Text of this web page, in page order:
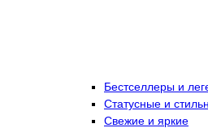
Бестселлеры и
Статусные и
Свежие и яркие